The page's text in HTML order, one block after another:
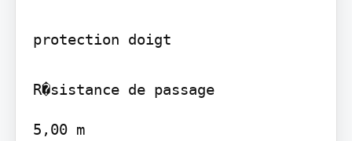
protection doigt
R�sistance de passage
5,00 m